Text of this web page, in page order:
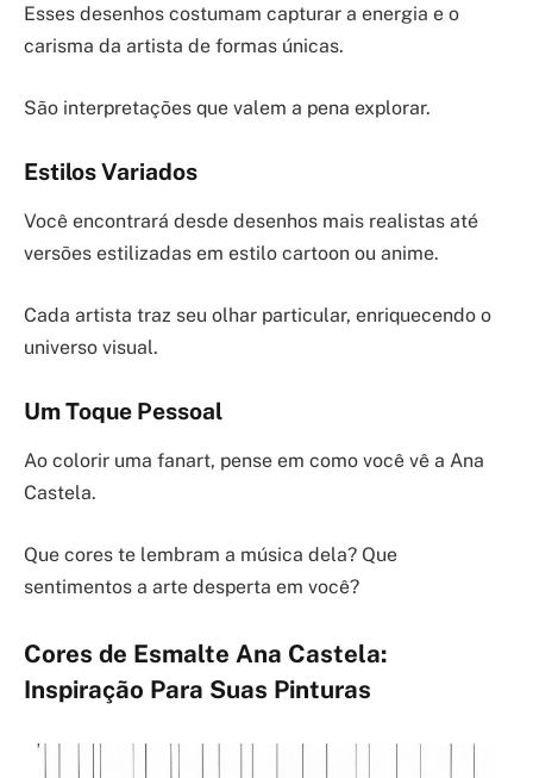
Esses desenhos costumam capturar a energia e o
carisma da artista de formas únicas.
São interpretações que valem a pena explorar.
Estilos Variados
Você encontrará desde desenhos mais realistas até
versões estilizadas em estilo cartoon ou anime.
Cada artista traz seu olhar particular, enriquecendo o
universo visual.
Um Toque Pessoal
Ao colorir uma fanart, pense em como você vê a Ana
Castela.
Que cores te lembram a música dela? Que
sentimentos a arte desperta em você?
Cores de Esmalte Ana Castela:
Inspiração Para Suas Pinturas